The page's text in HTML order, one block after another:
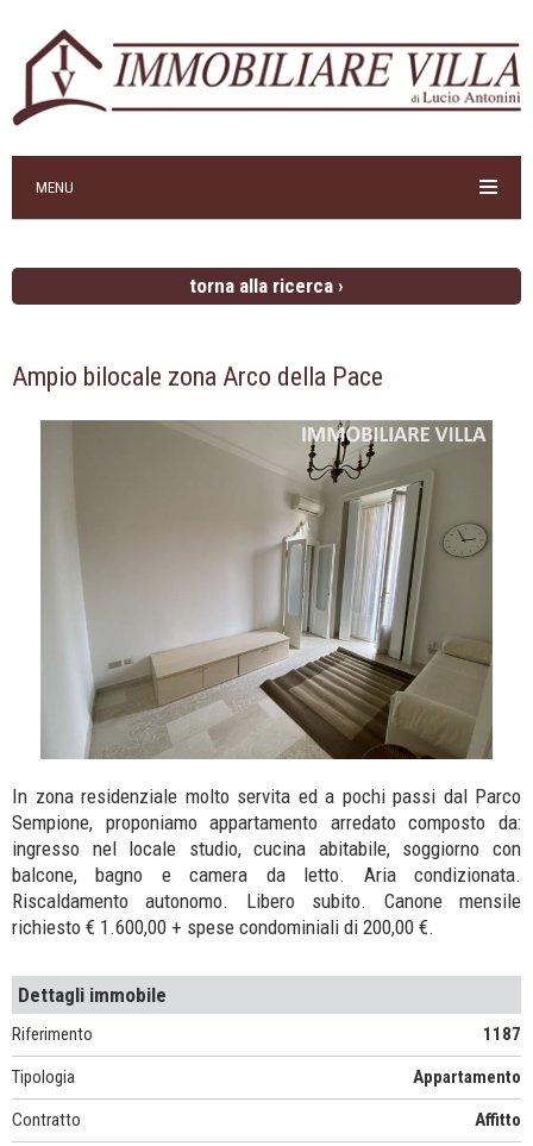
MENU
torna alla ricerca ›
Ampio bilocale zona Arco della Pace
In zona residenziale molto servita ed a pochi passi dal Parco
Sempione, proponiamo appartamento arredato composto da:
ingresso nel locale studio, cucina abitabile, soggiorno con
balcone, bagno e camera da letto. Aria condizionata.
Riscaldamento autonomo. Libero subito. Canone mensile
richiesto € 1.600,00 + spese condominiali di 200,00 €.
Dettagli immobile
Riferimento
1187
Tipologia
Appartamento
Contratto
Affitto